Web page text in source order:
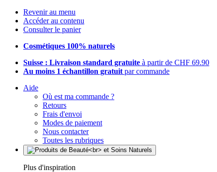
Revenir au menu
Accéder au contenu
Consulter le panier
Cosmétiques 100% naturels
Suisse : Livraison standard gratuite à partir de CHF 69.90
Au moins 1 échantillon gratuit par commande
Aide
Où est ma commande ?
Retours
Frais d'envoi
Modes de paiement
Nous contacter
Toutes les rubriques
Plus d'inspiration